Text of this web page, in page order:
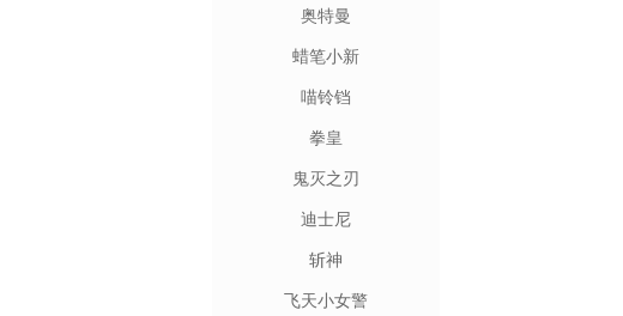
奥特曼
蜡笔小新
喵铃铛
拳皇
鬼灭之刃
迪士尼
斩神
飞天小女警